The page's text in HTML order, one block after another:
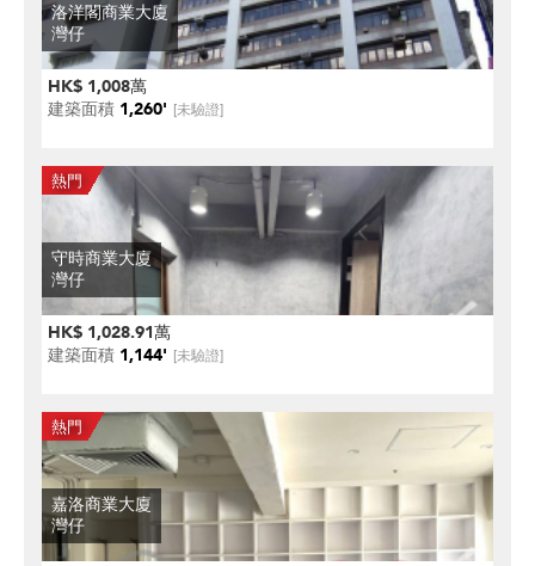
洛洋閣商業大廈
灣仔
HK$ 1,008萬
建築面積 1,260' [未驗證]
守時商業大廈
灣仔
HK$ 1,028.91萬
建築面積 1,144' [未驗證]
嘉洛商業大廈
灣仔